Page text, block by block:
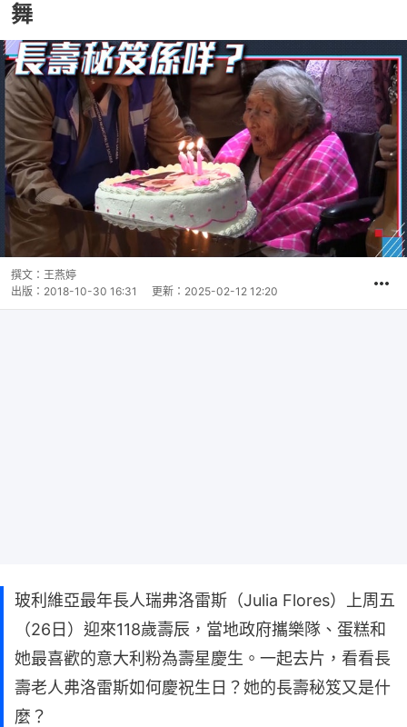
舞
撰文： 王燕婷
出版： 2018-10-30 16:31 更新： 2025-02-12 12:20
玻利維亞最年長人瑞弗洛雷斯（Julia Flores）上周五
（26日）迎來118歲壽辰，當地政府攜樂隊、蛋糕和
她最喜歡的意大利粉為壽星慶生。一起去片，看看長
壽老人弗洛雷斯如何慶祝生日？她的長壽秘笈又是什
麼？